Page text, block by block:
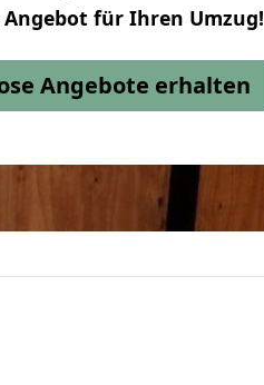
Angebot für Ihren Umzug!
Angebote erhalten